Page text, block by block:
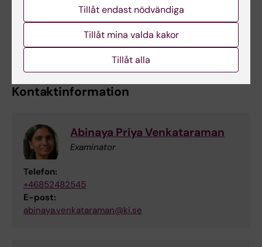
Anmälan sker till
www.ki.se/uppdragsutbildning.Sista
anmälningsdag 7 juni 2026
Kontaktinformation
Abinaya Priya Venkataraman
Examinator
Telefon:
+46852482545
E-post:
abinaya.venkataraman@ki.se
Tillåt endast nödvändiga
Tillåt mina valda kakor
Tillåt alla